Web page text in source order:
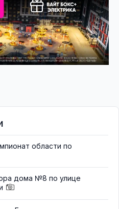
области по
дома №8 по улице